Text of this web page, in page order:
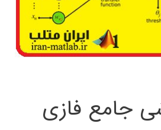
جامع فازی